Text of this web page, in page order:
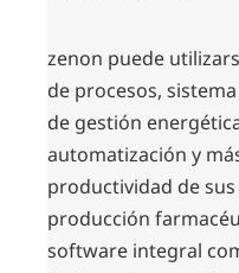
zenon puede
de procesos,
de gestión
automatización y
productividad de
producción
software integral